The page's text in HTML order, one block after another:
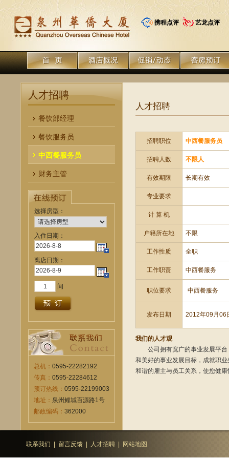
携程点评 艺龙点评
人才招聘
餐饮部经理
餐饮服务员
中西餐服务员
财务主管
选择房型：
入住日期：
离店日期：
间
总机： 0595-22282192
传真： 0595-22284612
预订热线： 0595-22199003
地址： 泉州鲤城百源路1号
邮政编码： 362000
人才招聘
招聘职位 中西餐服务员
招聘人数 不限人
有效期限 长期有效
专业要求
计 算 机
户籍所在地 不限
工作性质 全职
工作职责 中西餐服务
职位要求 中西餐服务
发布日期 2012年09月06
我们的人才观
公司拥有宽广的事业发展平台
和美好的事业发展目标，成就职
和谐的雇主与员工关系，使您健
联系我们 留言反馈 人才招聘 网站地图